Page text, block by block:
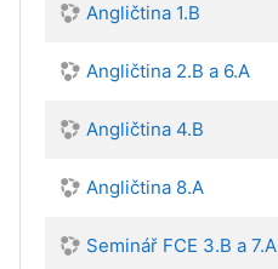
Angličtina 1.B
Angličtina 2.B a 6.A
Angličtina 4.B
Angličtina 8.A
Seminář FCE 3.B a 7.A